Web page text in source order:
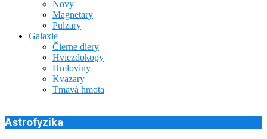
Novy
Magnetary
Pulzary
Galaxie
Čierne diery
Hviezdokopy
Hmloviny
Kvazary
Tmavá hmota
Astrofyzika